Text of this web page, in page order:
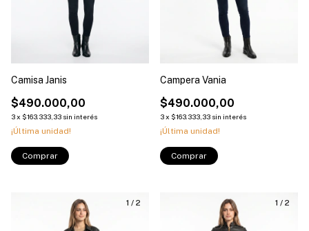
Camisa Janis
$490.000,00
3x $163.333,33 sin interés
¡Última unidad!
Comprar
Campera Vania
$490.000,00
3x $163.333,33 sin interés
¡Última unidad!
Comprar
1 / 2 1 / 2